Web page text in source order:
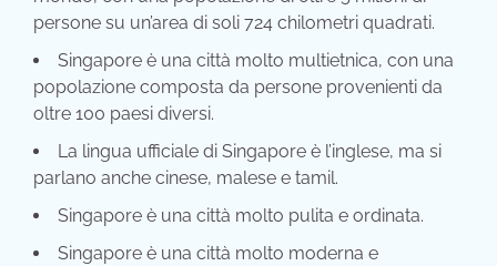
persone su un’area di soli 724 chilometri quadrati.
Singapore è una città molto multietnica, con una
popolazione composta da persone provenienti da
oltre 100 paesi diversi.
La lingua ufficiale di Singapore è l’inglese, ma si
parlano anche cinese, malese e tamil.
Singapore è una città molto pulita e ordinata.
Singapore è una città molto moderna e